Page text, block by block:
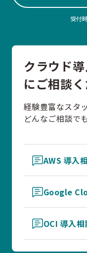
受付
クラウド
にご相談
経験豊富なスタ
どんなご相談で
AWS 導入
Google
OCI 導入